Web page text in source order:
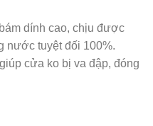
dính cao, chịu được
nước tuyệt đối 100%.
cửa ko bị va đập, đóng